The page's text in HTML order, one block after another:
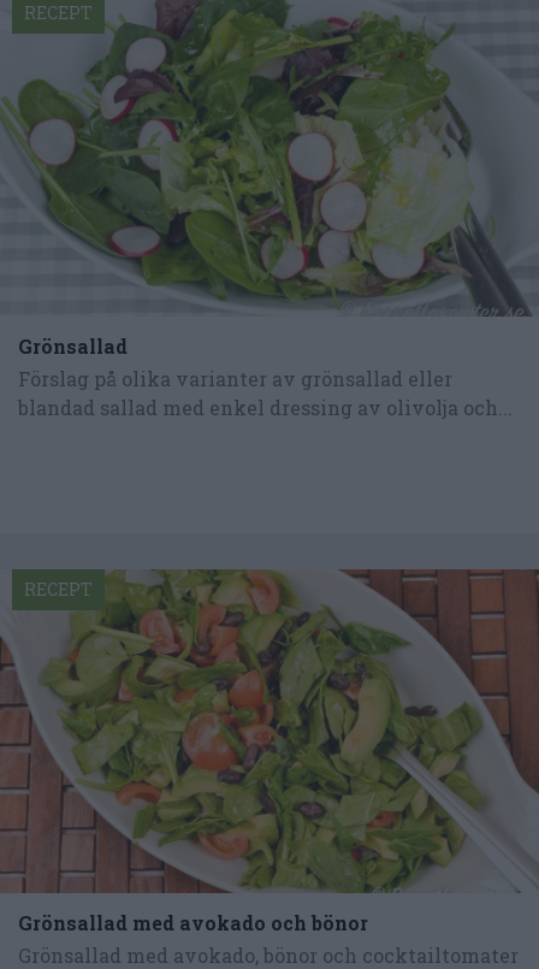
Grönsallad
Förslag på olika varianter av grönsallad eller
blandad sallad med enkel dressing av olivolja och...
RECEPT
Grönsallad med avokado och bönor
Grönsallad med avokado, bönor och cocktailtomater
RECEPT